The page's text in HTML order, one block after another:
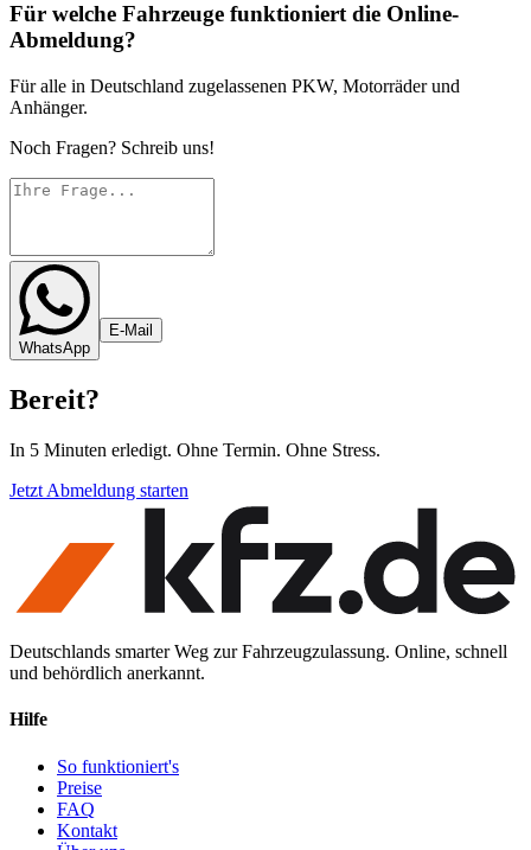
Für welche Fahrzeuge funktioniert die Online-
Abmeldung?
Für alle in Deutschland zugelassenen PKW, Motorräder und
Anhänger.
Noch Fragen? Schreib uns!
WhatsApp
E-Mail
Bereit?
In 5 Minuten erledigt. Ohne Termin. Ohne Stress.
Jetzt Abmeldung starten
Deutschlands smarter Weg zur Fahrzeugzulassung. Online, schnell
und behördlich anerkannt.
Hilfe
So funktioniert's
Preise
FAQ
Kontakt